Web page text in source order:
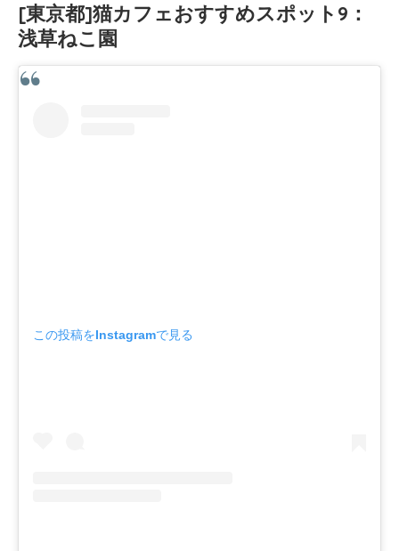
[東京都]猫カフェおすすめスポット9：
浅草ねこ園
この投稿をInstagramで見る